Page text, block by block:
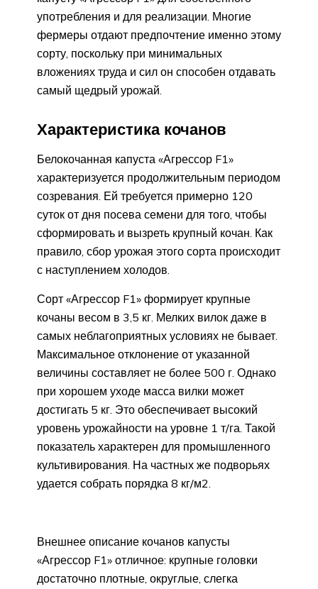
употребления и для реализации. Многие
фермеры отдают предпочтение именно этому
сорту, поскольку при минимальных
вложениях труда и сил он способен отдавать
самый щедрый урожай.
Характеристика кочанов
Белокочанная капуста «Агрессор F1»
характеризуется продолжительным периодом
созревания. Ей требуется примерно 120
суток от дня посева семени для того, чтобы
сформировать и вызреть крупный кочан. Как
правило, сбор урожая этого сорта происходит
с наступлением холодов.
Сорт «Агрессор F1» формирует крупные
кочаны весом в 3,5 кг. Мелких вилок даже в
самых неблагоприятных условиях не бывает.
Максимальное отклонение от указанной
величины составляет не более 500 г. Однако
при хорошем уходе масса вилки может
достигать 5 кг. Это обеспечивает высокий
уровень урожайности на уровне 1 т/га. Такой
показатель характерен для промышленного
культивирования. На частных же подворьях
удается собрать порядка 8 кг/м2.
Внешнее описание кочанов капусты
«Агрессор F1» отличное: крупные головки
достаточно плотные, округлые, слегка